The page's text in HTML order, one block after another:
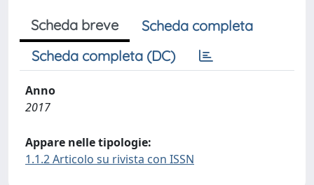
Scheda breve
Scheda completa
Scheda completa (DC)
Anno
2017
Appare nelle tipologie:
1.1.2 Articolo su rivista con ISSN